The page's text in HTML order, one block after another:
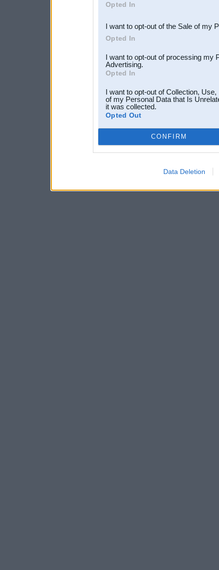
third parties.
Opted In
I want to opt-out of the Sale of my
Opted In
I want to opt-out of processing my
Advertising.
Opted In
I want to opt-out of Collection,
of my Personal Data that Is
it was collected.
Opted Out
CONFIRM
Data Deletion